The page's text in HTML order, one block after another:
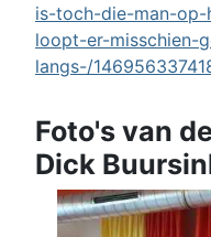
is-toch-die-man-op-
loopt-er-misschien-
langs-/
Foto's van
Dick